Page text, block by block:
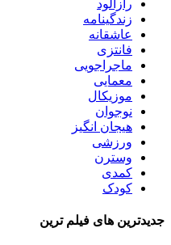
رازآلود
زندگینامه
عاشقانه
فانتزی
ماجراجویی
معمایی
موزیکال
نوجوان
هیجان انگیز
ورزشی
وسترن
کمدی
کودک
جدیدترین های فیلم ترین